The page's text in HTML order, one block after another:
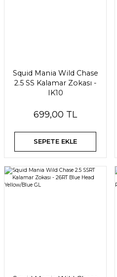
Squid Mania Wild Chase
2.5 SS Kalamar Zokası -
IK10
699,00 TL
SEPETE EKLE